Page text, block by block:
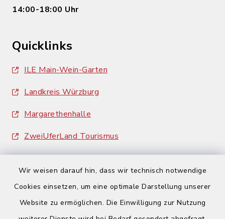
Wir weisen darauf hin, dass wir technisch notwendige
Cookies einsetzen, um eine optimale Darstellung unserer
Website zu ermöglichen. Die Einwilligung zur Nutzung
14:00-18:00 Uhr
Quicklinks
ILE Main-Wein-Garten
Landkreis Würzburg
Margarethenhalle
ZweiUferLand Tourismus